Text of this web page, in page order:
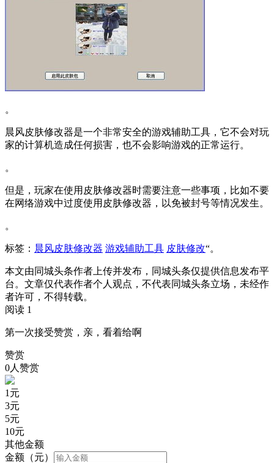
。
晨风皮肤修改器是一个非常安全的游戏辅助工具，它不会对玩
家的计算机造成任何损害，也不会影响游戏的正常运行。
。
但是，玩家在使用皮肤修改器时需要注意一些事项，比如不要
在网络游戏中过度使用皮肤修改器，以免被封号等情况发生。
。
标签： 晨风皮肤修改器 游戏辅助工具 皮肤修改“。
本文由同城头条作者上传并发布，同城头条仅提供信息发布平
台。文章仅代表作者个人观点，不代表同城头条立场，未经作
者许可，不得转载。
阅读 1
第一次接受赞赏，亲，看着给啊
赞赏
0人赞赏
1 元
3元
5元
10元
其他金额
金额（元）